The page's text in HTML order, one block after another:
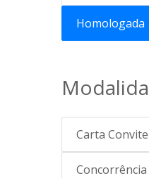
Homologada
Carta Convite